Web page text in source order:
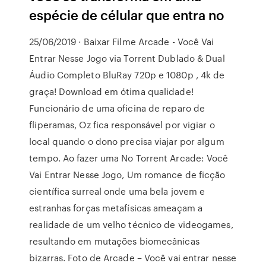
espécie de célular que entra no
25/06/2019 · Baixar Filme Arcade - Você Vai
Entrar Nesse Jogo via Torrent Dublado & Dual
Áudio Completo BluRay 720p e 1080p , 4k de
graça! Download em ótima qualidade!
Funcionário de uma oficina de reparo de
fliperamas, Oz fica responsável por vigiar o
local quando o dono precisa viajar por algum
tempo. Ao fazer uma No Torrent Arcade: Você
Vai Entrar Nesse Jogo, Um romance de ficção
científica surreal onde uma bela jovem e
estranhas forças metafísicas ameaçam a
realidade de um velho técnico de videogames,
resultando em mutações biomecânicas
bizarras. Foto de Arcade – Você vai entrar nesse